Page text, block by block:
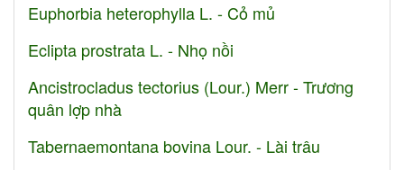
Euphorbia heterophylla L. - Cỏ mủ
Eclipta prostrata L. - Nhọ nồi
Ancistrocladus tectorius (Lour.) Merr - Trương
quân lợp nhà
Tabernaemontana bovina Lour. - Lài trâu